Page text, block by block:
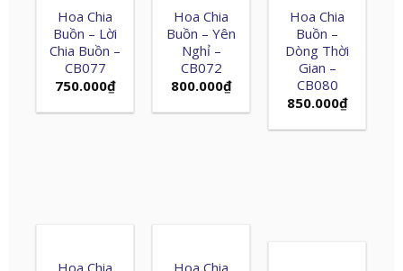
Hoa Chia
Buồn – Lời
Chia Buồn –
CB077
750.000₫
Hoa Chia
Buồn – Yên
Nghỉ –
CB072
800.000₫
Hoa Chia
Buồn –
Dòng Thời
Gian –
CB080
850.000₫
Hoa Chia
Hoa Chia